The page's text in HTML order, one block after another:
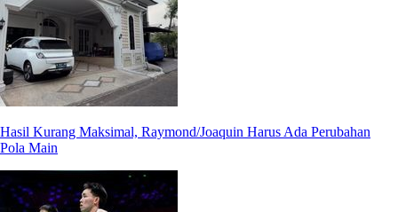
Hasil Kurang Maksimal, Raymond/Joaquin Harus Ada Perubahan
Pola Main